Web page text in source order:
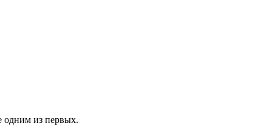
одним из первых.